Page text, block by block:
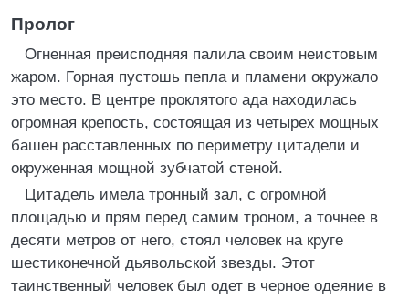
Пролог
Огненная преисподняя палила своим неистовым
жаром. Горная пустошь пепла и пламени окружало
это место. В центре проклятого ада находилась
огромная крепость, состоящая из четырех мощных
башен расставленных по периметру цитадели и
окруженная мощной зубчатой стеной.
Цитадель имела тронный зал, с огромной
площадью и прям перед самим троном, а точнее в
десяти метров от него, стоял человек на круге
шестиконечной дьявольской звезды. Этот
таинственный человек был одет в черное одеяние в